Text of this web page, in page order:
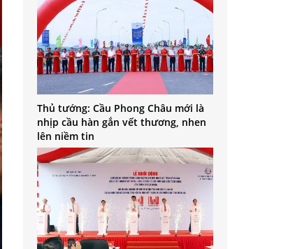
Thủ tướng: Cầu Phong Châu mới là
nhịp cầu hàn gắn vết thương, nhen
lên niềm tin